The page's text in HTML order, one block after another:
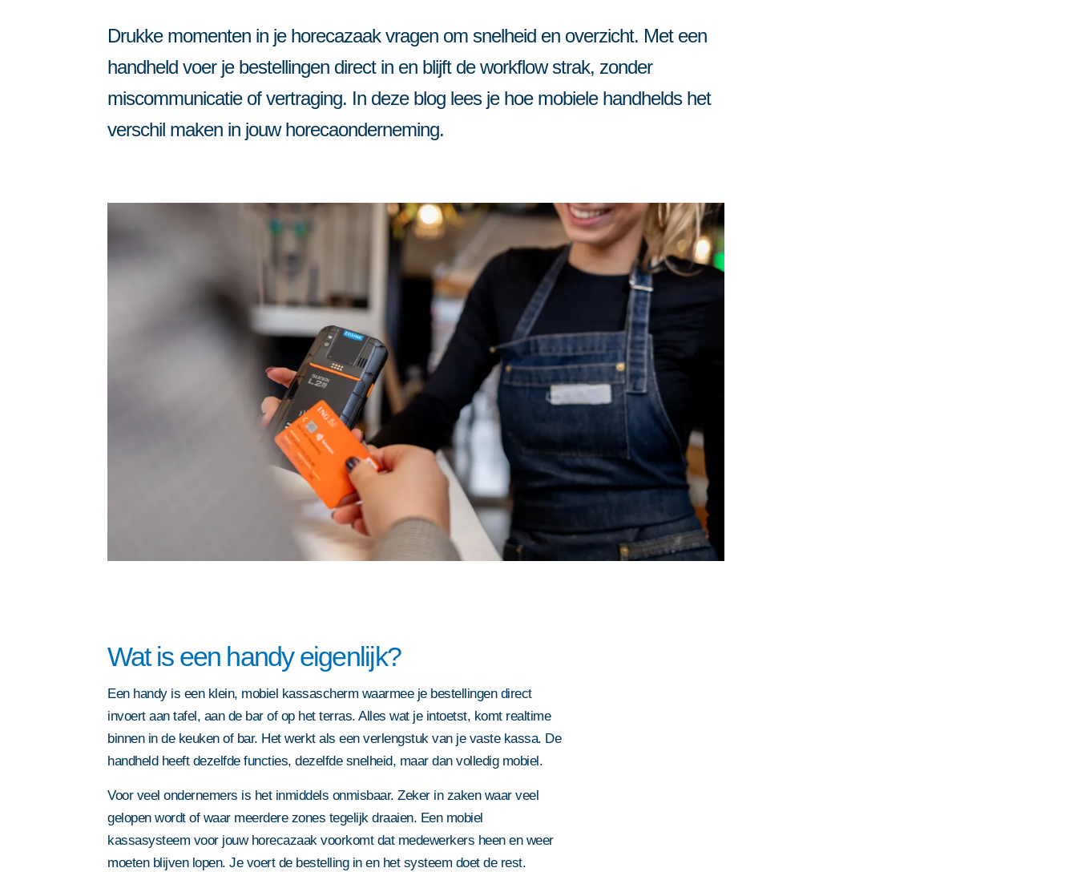
Meer grip, meer gasten, minder gedoe.
AI voor de horeca Contact
Drukke momenten in je horecazaak vragen om snelheid en overzicht. Met een
handheld voer je bestellingen direct in en blijft de workflow strak, zonder
miscommunicatie of vertraging. In deze blog lees je hoe mobiele handhelds het
verschil maken in jouw horecaonderneming.
Wat is een handy eigenlijk?
Een handy is een klein, mobiel kassascherm waarmee je bestellingen direct
invoert aan tafel, aan de bar of op het terras. Alles wat je intoetst, komt realtime
binnen in de keuken of bar. Het werkt als een verlengstuk van je vaste kassa. De
handheld heeft dezelfde functies, dezelfde snelheid, maar dan volledig mobiel.
Voor veel ondernemers is het inmiddels onmisbaar. Zeker in zaken waar veel
gelopen wordt of waar meerdere zones tegelijk draaien. Een mobiel
kassasysteem voor jouw horecazaak voorkomt dat medewerkers heen en weer
moeten blijven lopen. Je voert de bestelling in en het systeem doet de rest.